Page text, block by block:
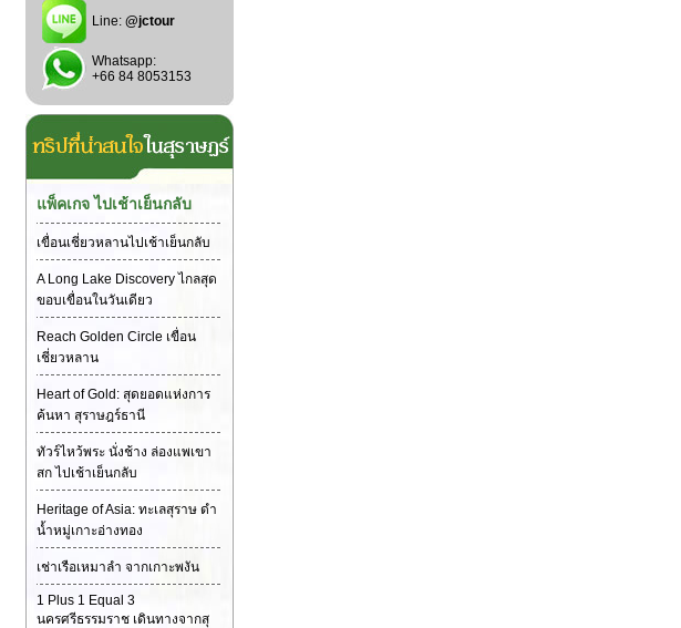
Line: @jctour
Whatsapp:
+66 84 8053153
แพ็คเกจ ไปเช้าเย็นกลับ
เขื่อนเชี่ยวหลานไปเช้าเย็นกลับ
A Long Lake Discovery ไกลสุด
ขอบเขื่อนในวันเดียว
Reach Golden Circle เขื่อน
เชี่ยวหลาน
Heart of Gold: สุดยอดแห่งการ
ค้นหา สุราษฎร์ธานี
ทัวร์ไหว้พระ นั่งช้าง ล่องแพเขา
สก ไปเช้าเย็นกลับ
Heritage of Asia: ทะเลสุราษ ดำ
น้ำหมู่เกาะอ่างทอง
เช่าเรือเหมาลำ จากเกาะพงัน
1 Plus 1 Equal 3
นครศรีธรรมราช เดินทางจากสุ